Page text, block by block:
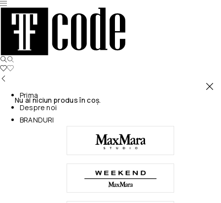
Nu ai niciun produs în coș.
Prima
Despre noi
BRANDURI